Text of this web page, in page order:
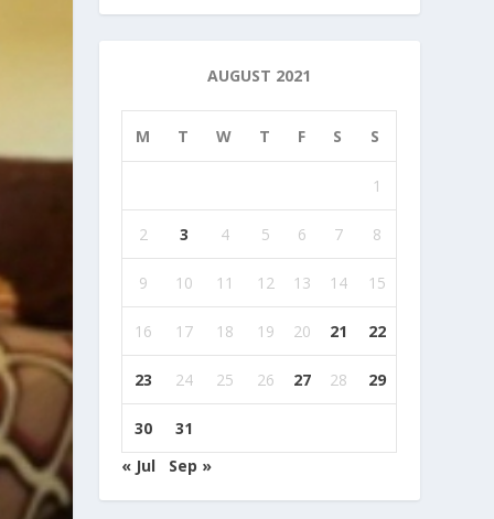
AUGUST 2021
M T W T F S S
1
2 3 4 5 6 7 8
9 10 11 12 13 14 15
16 17 18 19 20 21 22
23 24 25 26 27 28 29
30
31
« Jul
Sep »